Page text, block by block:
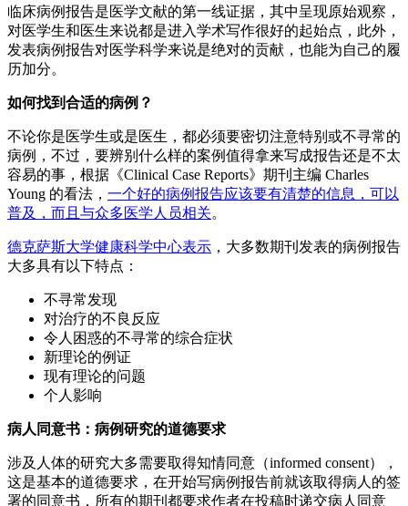
临床病例报告是医学文献的第一线证据，其中呈现原始观察，
对医学生和医生来说都是进入学术写作很好的起始点，此外，
发表病例报告对医学科学来说是绝对的贡献，也能为自己的履
历加分。
如何找到合适的病例？
不论你是医学生或是医生，都必须要密切注意特别或不寻常的
病例，不过，要辨别什么样的案例值得拿来写成报告还是不太
容易的事，根据《Clinical Case Reports》期刊主编 Charles
Young 的看法， 一个好的病例报告应该要有清楚的信息，可以
普及，而且与众多医学人员相关。
德克萨斯大学健康科学中心表示 ，大多数期刊发表的病例报告
大多具有以下特点：
不寻常发现
对治疗的不良反应
令人困惑的不寻常的综合症状
新理论的例证
现有理论的问题
个人影响
病人同意书：病例研究的道德要求
涉及人体的研究大多需要取得知情同意（informed consent），
这是基本的道德要求，在开始写病例报告前就该取得病人的签
署的同意书，所有的期刊都要求作者在投稿时递交病人同意